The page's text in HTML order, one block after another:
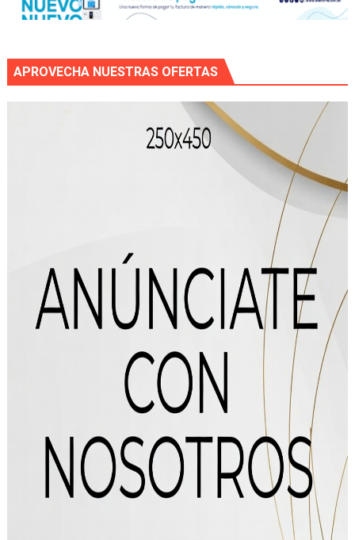
APROVECHA NUESTRAS OFERTAS